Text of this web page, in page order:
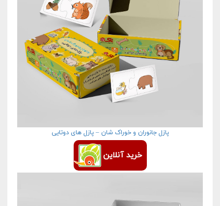
پازل جانوران و خوراک شان – پازل های دوتایی
خرید آنلاین